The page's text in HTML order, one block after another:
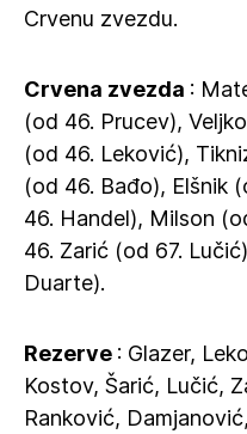
Crvenu zvezdu.
Crvena zvezda :
(od 46. Prucev),
(od 46. Leković),
(od 46. Bađo), Elšnik
46. Handel), Milson
46. Zarić (od 67.
Duarte).
Rezerve : Glazer,
Kostov, Šarić, Lučić,
Ranković,